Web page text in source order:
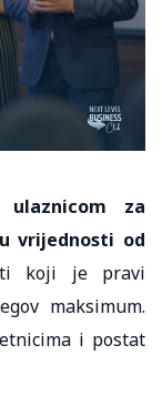
za
u vrijednosti od
koji je pravi
maksimum.
i postat